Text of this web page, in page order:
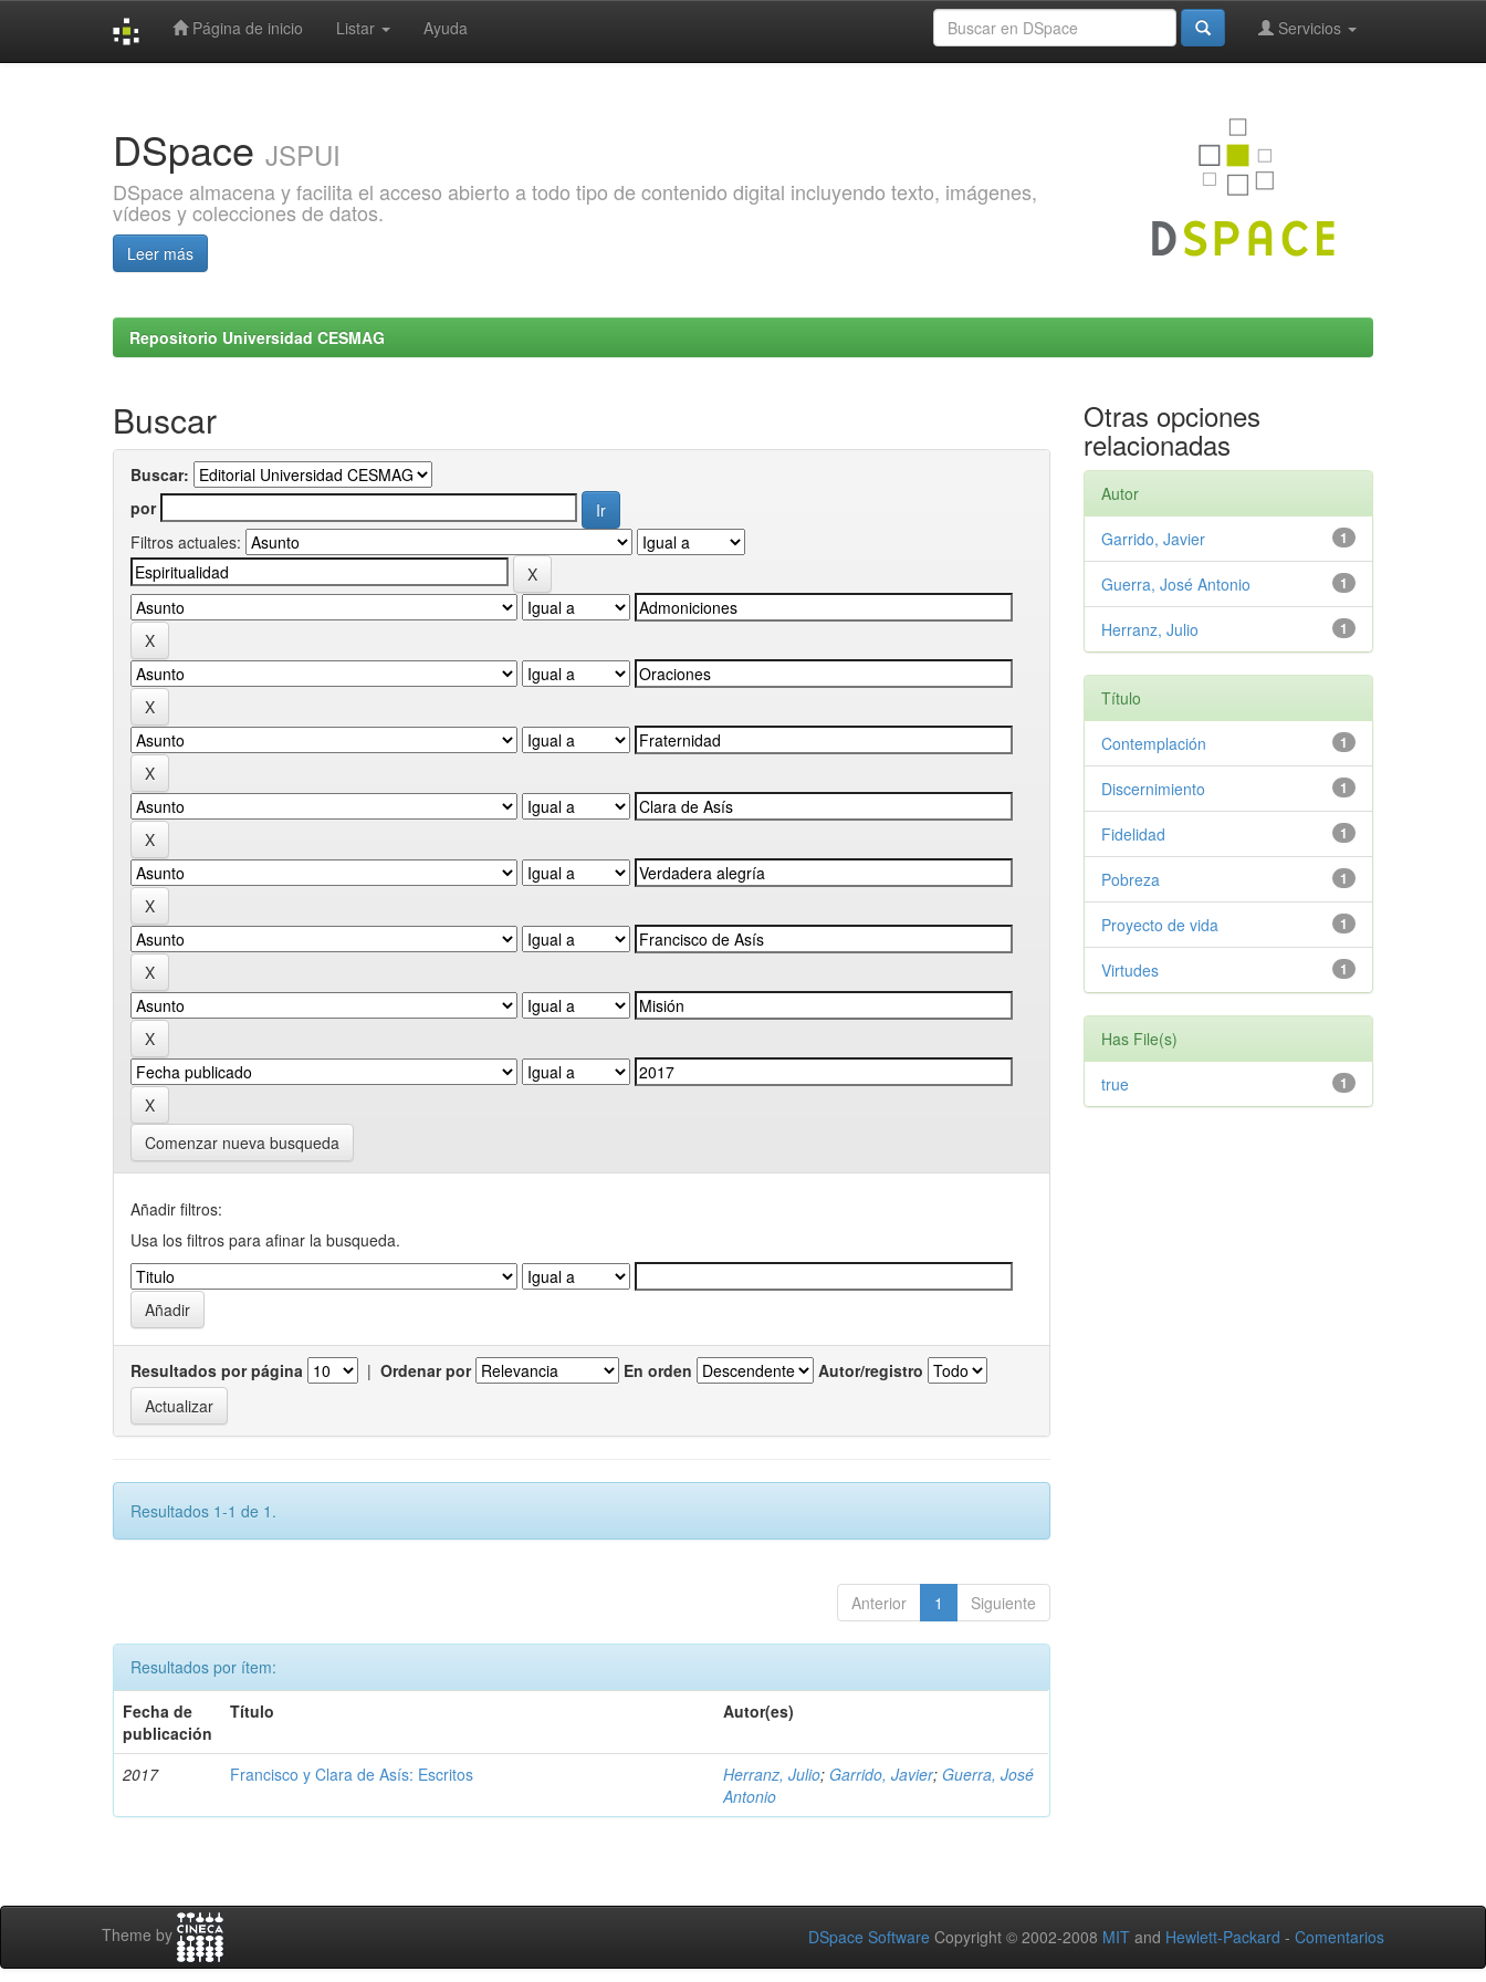
Página de inicio Listar Ayuda Servicios
DSpace JSPUI
DSpace almacena y facilita el acceso abierto a todo tipo de contenido digital incluyendo texto, imágenes,
vídeos y colecciones de datos.
Leer más
Repositorio Universidad CESMAG
Buscar
Buscar:
por
Filtros actuales:
Comenzar nueva busqueda
Añadir filtros:
Usa los filtros para afinar la busqueda.
Resultados por página | Ordenar por En orden Autor/registro
Resultados 1-1 de 1.
Anterior 1 Siguiente
Resultados por ítem:
Fecha de
publicación
Título Autor(es)
2017 Francisco y Clara de Asís: Escritos Herranz, Julio; Garrido, Javier; Guerra, José
Antonio
Otras opciones
relacionadas
Autor
1
Garrido, Javier
1
Guerra, José Antonio
1
Herranz, Julio
Título
1
Contemplación
1
Discernimiento
1
Fidelidad
1
Pobreza
1
Proyecto de vida
1
Virtudes
Has File(s)
1
true
Theme by DSpace Software Copyright © 2002-2008 MIT and Hewlett-Packard - Comentarios